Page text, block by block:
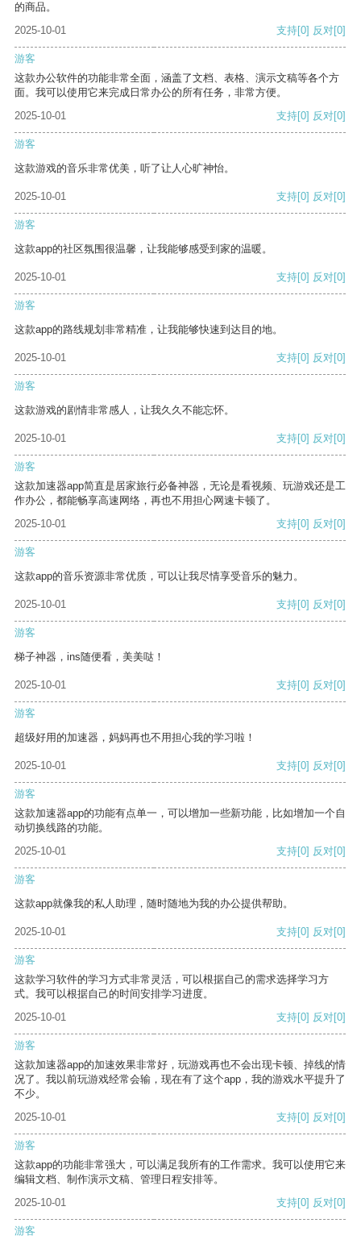
的商品。
2025-10-01
支持[0] 反对[0]
游客
这款办公软件的功能非常全面，涵盖了文档、表格、演示文稿等各个方
面。我可以使用它来完成日常办公的所有任务，非常方便。
2025-10-01
支持[0] 反对[0]
游客
这款游戏的音乐非常优美，听了让人心旷神怡。
2025-10-01 支持[0] 反对[0]
游客
这款app的社区氛围很温馨，让我能够感受到家的温暖。
2025-10-01 支持[0] 反对[0]
游客
这款app的路线规划非常精准，让我能够快速到达目的地。
2025-10-01 支持[0] 反对[0]
游客
这款游戏的剧情非常感人，让我久久不能忘怀。
2025-10-01 支持[0] 反对[0]
游客
这款加速器app简直是居家旅行必备神器，无论是看视频、玩游戏还是工
作办公，都能畅享高速网络，再也不用担心网速卡顿了。
2025-10-01
支持[0] 反对[0]
游客
这款app的音乐资源非常优质，可以让我尽情享受音乐的魅力。
2025-10-01 支持[0] 反对[0]
游客
梯子神器，ins随便看，美美哒！
2025-10-01 支持[0] 反对[0]
游客
超级好用的加速器，妈妈再也不用担心我的学习啦！
2025-10-01 支持[0] 反对[0]
游客
这款加速器app的功能有点单一，可以增加一些新功能，比如增加一个自
动切换线路的功能。
2025-10-01
支持[0] 反对[0]
游客
这款app就像我的私人助理，随时随地为我的办公提供帮助。
2025-10-01 支持[0] 反对[0]
游客
这款学习软件的学习方式非常灵活，可以根据自己的需求选择学习方
式。我可以根据自己的时间安排学习进度。
2025-10-01
支持[0] 反对[0]
游客
这款加速器app的加速效果非常好，玩游戏再也不会出现卡顿、掉线的情
况了。我以前玩游戏经常会输，现在有了这个app，我的游戏水平提升了
不少。
2025-10-01
支持[0] 反对[0]
游客
这款app的功能非常强大，可以满足我所有的工作需求。我可以使用它来
编辑文档、制作演示文稿、管理日程安排等。
2025-10-01
支持[0] 反对[0]
游客